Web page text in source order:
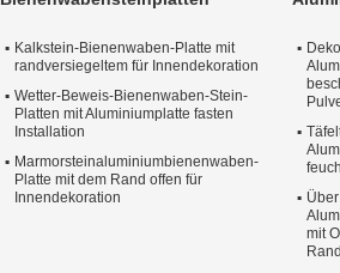
Kalkstein-Bienenwaben-Platte mit
randversiegeltem für Innendekoration
Wetter-Beweis-Bienenwaben-Stein-
Platten mit Aluminiumplatte fasten
Installation
Marmorsteinaluminiumbienenwaben-
Platte mit dem Rand offen für
Innendekoration
mit